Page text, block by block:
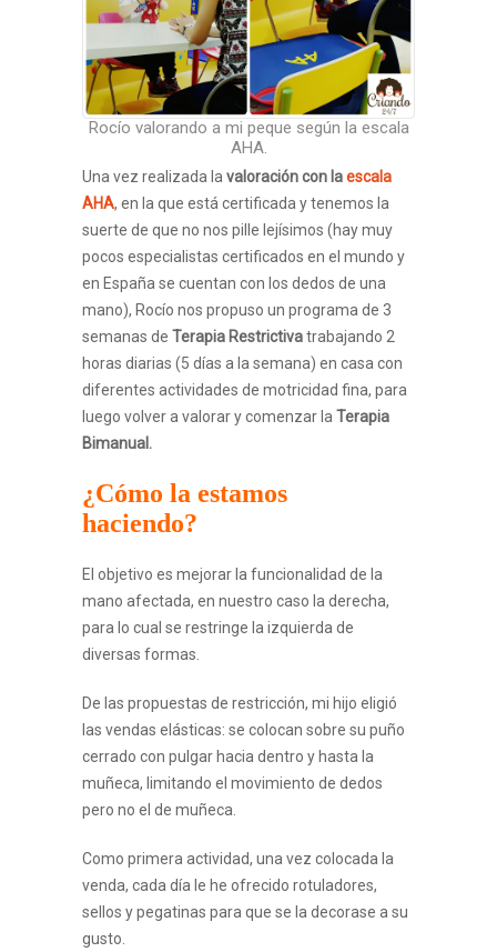
Rocío valorando a mi peque según la escala
AHA.
Una vez realizada lavaloración con laescala
AHA, en la que está certificada y tenemos la
suerte de que no nos pille lejísimos (hay muy
pocos especialistas certificados en el mundo y
en España se cuentan con los dedos de una
mano), Rocío nos propuso un programa de 3
semanas de Terapia Restrictivatrabajando 2
horas diarias (5 días a la semana) en casa con
diferentes actividades de motricidad fina, para
luego volver a valorar y comenzar laTerapia
Bimanual.
¿Cómo la estamos
haciendo?
El objetivo es mejorar la funcionalidad de la
mano afectada, en nuestro caso la derecha,
para lo cual se restringe la izquierda de
diversas formas.
De las propuestas de restricción, mi hijo eligió
las vendas elásticas: se colocan sobre su puño
cerrado con pulgar hacia dentro y hasta la
muñeca, limitando el movimiento de dedos
pero no el de muñeca.
Como primera actividad, una vez colocada la
venda, cada día le he ofrecido rotuladores,
sellos y pegatinas para que se la decorase a su
gusto.